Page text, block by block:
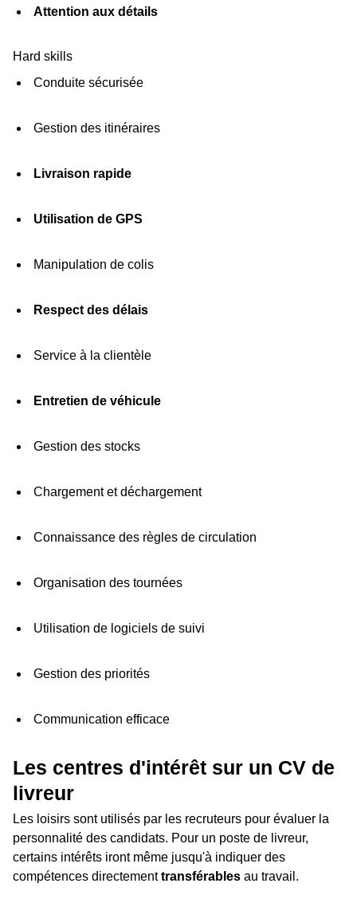
Attention aux détails
Hard skills
Conduite sécurisée
Gestion des itinéraires
Livraison rapide
Utilisation de GPS
Manipulation de colis
Respect des délais
Service à la clientèle
Entretien de véhicule
Gestion des stocks
Chargement et déchargement
Connaissance des règles de circulation
Organisation des tournées
Utilisation de logiciels de suivi
Gestion des priorités
Communication efficace
Les centres d'intérêt sur un CV de
livreur
Les loisirs sont utilisés par les recruteurs pour évaluer la
personnalité des candidats. Pour un poste de livreur,
certains intérêts iront même jusqu'à indiquer des
compétences directementtransférables au travail.